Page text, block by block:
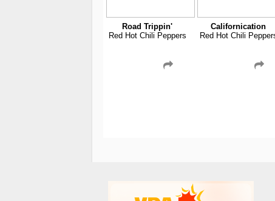
Road Trippin'
Red Hot Chili Peppers
Californication
Red Hot Chili